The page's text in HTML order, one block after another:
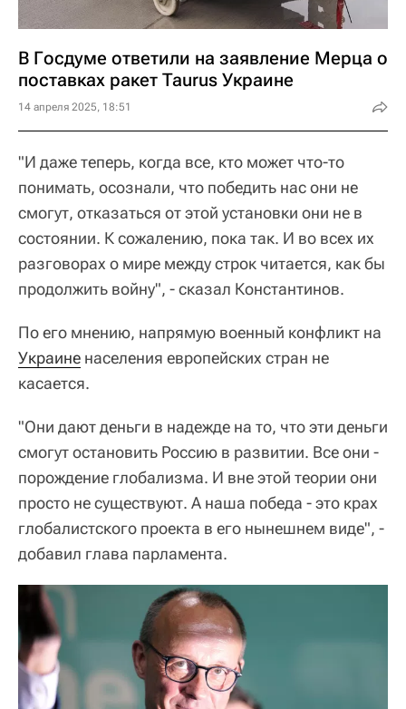
В Госдуме ответили на заявление Мерца о
поставках ракет Taurus Украине
14 апреля 2025, 18:51
"И даже теперь, когда все, кто может что-то
понимать, осознали, что победить нас они не
смогут, отказаться от этой установки они не в
состоянии. К сожалению, пока так. И во всех их
разговорах о мире между строк читается, как бы
продолжить войну", - сказал Константинов.
По его мнению, напрямую военный конфликт на
Украине населения европейских стран не
касается.
"Они дают деньги в надежде на то, что эти деньги
смогут остановить Россию в развитии. Все они -
порождение глобализма. И вне этой теории они
просто не существуют. А наша победа - это крах
глобалистского проекта в его нынешнем виде", -
добавил глава парламента.